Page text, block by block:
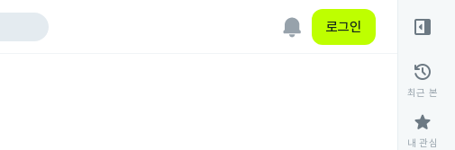
로그인
right_panel_open
history
최근 본
star
내 관심